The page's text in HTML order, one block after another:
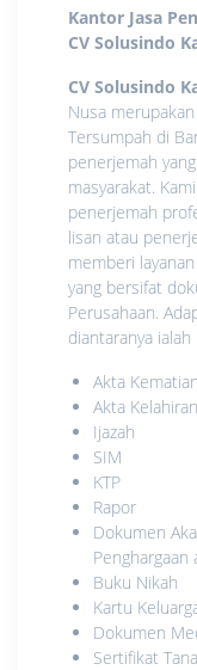
Kantor Jasa
CV Solusindo
CV Solusindo
Nusa
Tersumpah di
penerjemah
masyarakat.
penerjemah
lisan atau
memberi
yang bersifat
Perusahaan.
diantaranya ialah :
Akta Kematian
Akta Kelahiran
Ijazah
SIM
KTP
Rapor
Dokumen
Penghargaan
Buku Nikah
Kartu
Dokumen
Sertifikat